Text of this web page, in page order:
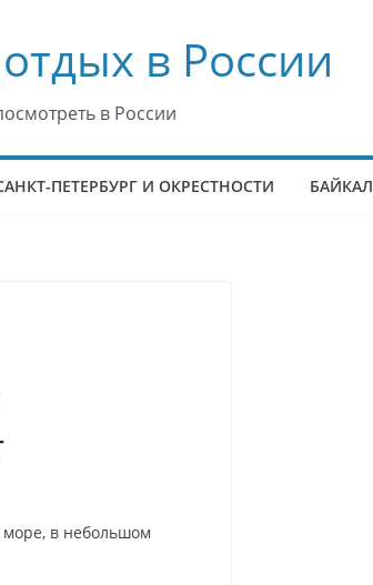
в России
в России
ПЕТЕРБУРГ И ОКРЕСТНОСТИ БАЙКАЛ
море, в небольшом